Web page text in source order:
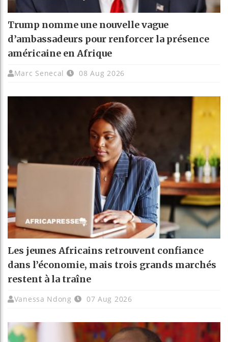
Trump nomme une nouvelle vague
d’ambassadeurs pour renforcer la présence
américaine en Afrique
Marc Senecal 08 Aug 2026
Les jeunes Africains retrouvent confiance
dans l’économie, mais trois grands marchés
restent à la traîne
Vanessa Ndong 07 Aug 2026